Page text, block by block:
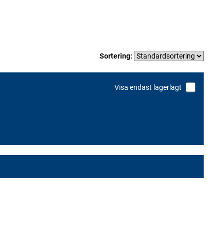
Sortering:
Visa endast lagerlagt